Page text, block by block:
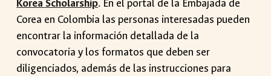
Korea Scholarship. En el portal de la Embajada de
Corea en Colombia las personas interesadas pueden
encontrar la información detallada de la
convocatoria y los formatos que deben ser
diligenciados, además de las instrucciones para